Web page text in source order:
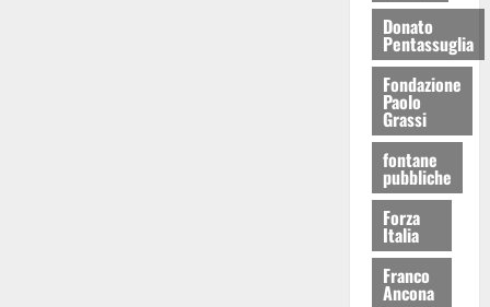
Donato
Pentassuglia
Fondazione
Paolo
Grassi
fontane
pubbliche
Forza
Italia
Franco
Ancona